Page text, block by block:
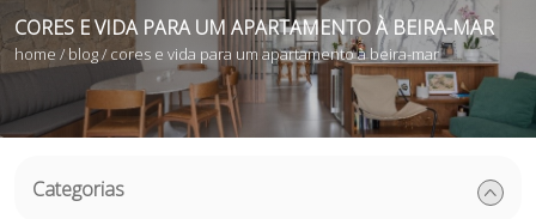
CORES E VIDA PARA UM APARTAMENTO À BEIRA-MAR
home /blog/ cores e vida para um apartamento à beira-mar
Categorias